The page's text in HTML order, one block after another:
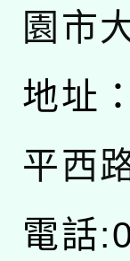
園市
地址：
平西
電話